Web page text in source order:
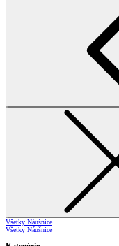
Všetky Náušnice
Všetky Náušnice